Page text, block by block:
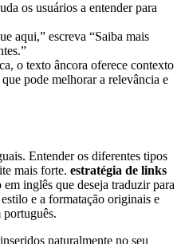
os usuários a entender para
aqui,” escreva “Saiba mais
o texto âncora oferece contexto
pode melhorar a relevância e
Entender os diferentes tipos
mais forte. estratégia de links
inglês que deseja traduzir para
e a formatação originais e
naturalmente no seu